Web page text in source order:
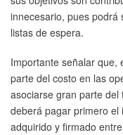
innecesario, pues podrá
listas de espera.
Importante señalar que,
parte del costo en las
asociarse gran parte
deberá pagar primero
adquirido y firmado